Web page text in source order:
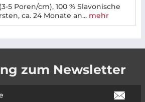
5 Poren/cm), 100 % Slavonische
ca. 24 Monate an... mehr
zum Newsletter